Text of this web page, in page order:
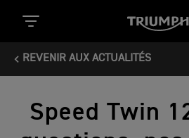
REVENIR AUX ACTUALITÉS
Speed Twin